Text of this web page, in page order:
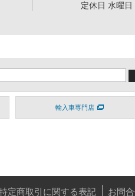
定休日 水曜日
輸入車専門店
定商取引に関する表記 お問